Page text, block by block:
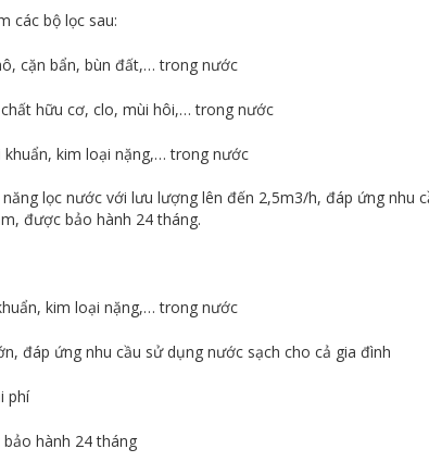
các bộ lọc sau:
cặn bẩn, bùn đất,… trong nước
hữu cơ, clo, mùi hôi,… trong nước
khuẩn, kim loại nặng,… trong nước
lọc nước với lưu lượng lên đến 2,5m3/h, đáp ứng nhu
được bảo hành 24 tháng.
kim loại nặng,… trong nước
đáp ứng nhu cầu sử dụng nước sạch cho cả gia đình
phí
hành 24 tháng